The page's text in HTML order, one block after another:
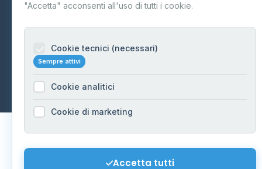
© 2026 - Distributori di GPL -AF Project Software Agency
Carpi
Dati forniti daMinistero delle Imprese e del Made in Italy
"Accetta" acconsenti all'uso di tutti i cookie.
Cookie tecnici (necessari)
Sempre attivi
Cookie analitici
Cookie di marketing
Accetta tutti